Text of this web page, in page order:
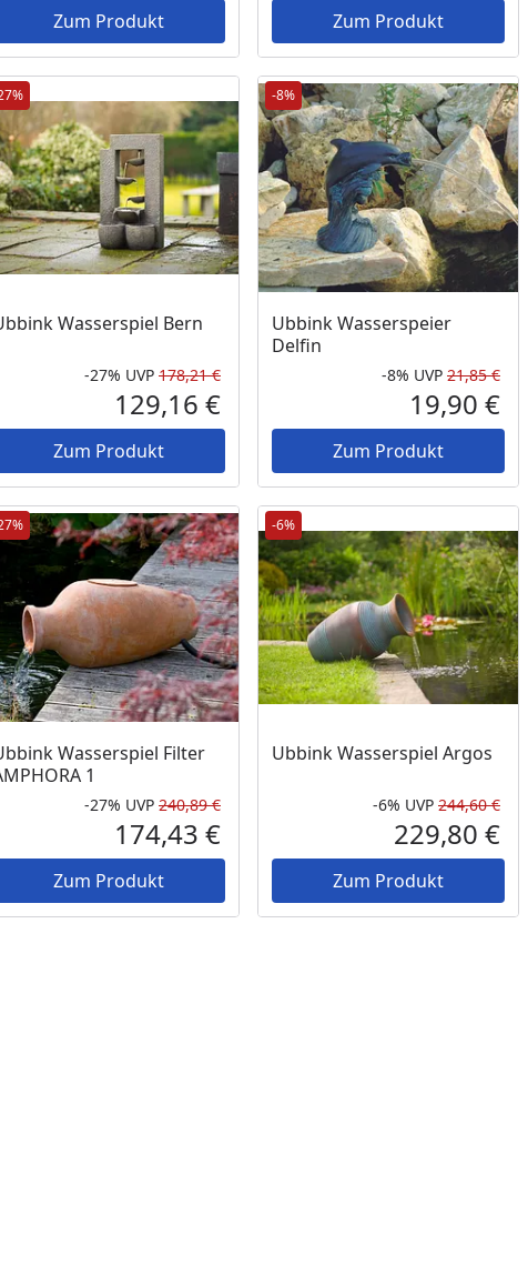
Zum Produkt Zum Produkt
ProzentPreis
Preis
Wasserspiel Bern
Rabatt in Prozent
-27%
Ursprünglicher Preis
UVP 178,21 €
Aktueller Preis
129,16 €
Zum Produkt
-8%
Ubbink Wasserspeier
Delfin
-8% UVP 21,85 €
19,90 €
Zum Produkt
ProzentPreis
Preis
Wasserspiel Filter
1
Rabatt in Prozent
-27%
Ursprünglicher Preis
UVP 240,89 €
Aktueller Preis
174,43 €
Zum Produkt
-6%
Ubbink Wasserspiel Argos
-6% UVP 244,60 €
229,80 €
Zum Produkt
ProzentPreis